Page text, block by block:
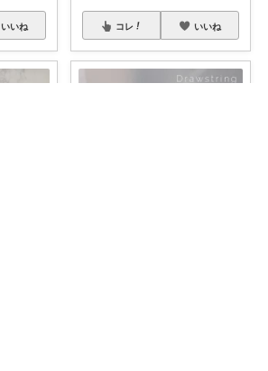
いいね コレ いいね